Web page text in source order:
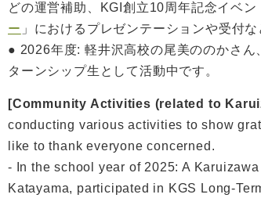
どの運営補助、KGI創立10周年記念イベン
ー 」におけるプレゼンテーションや受付な
● 2026年度: 軽井沢高校の尾美ののかさ
ターンシップ生として活動中です。
[Community Activities (related to
conducting various activities to show
like to thank everyone concerned.
- In the school year of 2025: A
Katayama, participated in KGS Long-